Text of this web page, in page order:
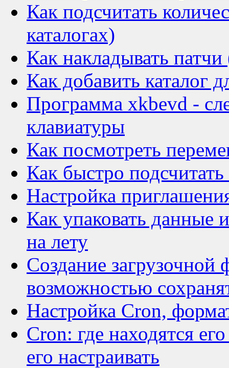
Как подсчитать
каталогах)
Как накладывать
Как добавить каталог
Программа xkbevd -
клавиатуры
Как посмотреть
Как быстро
Настройка
Как упаковать данные
на лету
Создание
возможностью
Настройка Cron,
Cron: где находятся
его настраивать